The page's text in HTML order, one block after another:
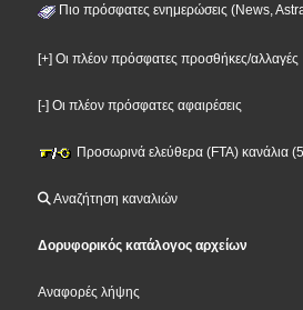
Πιο πρόσφατες ενημερώσεις (News,
[+] Οι πλέον πρόσφατες προσθήκες/αλλαγές
[-] Οι πλέον πρόσφατες αφαιρέσεις
Προσωρινά ελεύθερα (FTA) κανάλια
Αναζήτηση καναλιών
Δορυφορικός κατάλογος αρχείων
Αναφορές λήψης